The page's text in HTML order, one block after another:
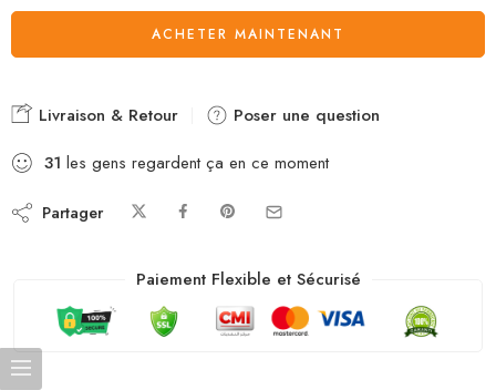
ACHETER MAINTENANT
Livraison & Retour
Poser une question
31 les gens regardent ça en ce moment
Partager
Paiement Flexible et Sécurisé